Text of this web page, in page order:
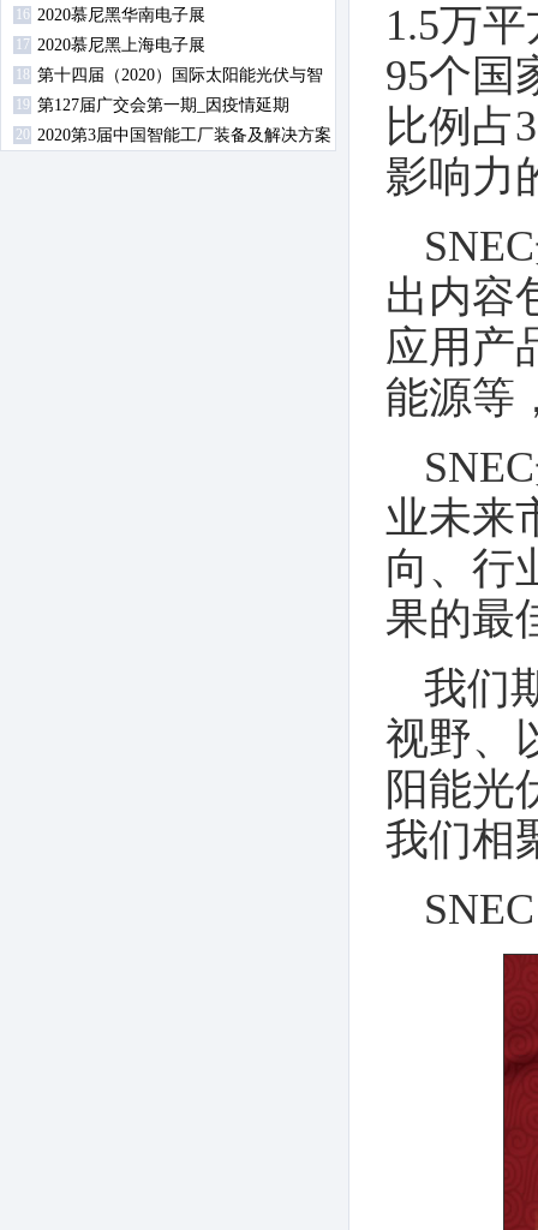
16 2020慕尼黑华南电子展
17 2020慕尼黑上海电子展
18 第十四届（2020）国际太阳能光伏与智
慧能源（上海）展览会暨论坛
19 第127届广交会第一期_因疫情延期
20 2020第3届中国智能工厂装备及解决方案
1.5万
95个国
比例占
影响力
出内容
应用产
能源等
业未来
向、行
果的最
我们
视野、
阳能光
我们相